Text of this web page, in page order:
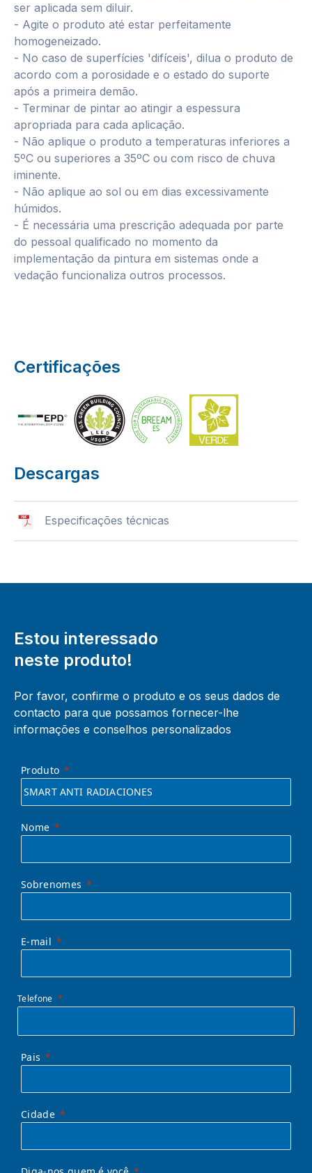
ser aplicada sem diluir.
- Agite o produto até estar perfeitamente
homogeneizado.
- No caso de superfícies 'difíceis', dilua o produto de
acordo com a porosidade e o estado do suporte
após a primeira demão.
- Terminar de pintar ao atingir a espessura
apropriada para cada aplicação.
- Não aplique o produto a temperaturas inferiores a
5ºC ou superiores a 35ºC ou com risco de chuva
iminente.
- Não aplique ao sol ou em dias excessivamente
húmidos.
- É necessária uma prescrição adequada por parte
do pessoal qualificado no momento da
implementação da pintura em sistemas onde a
vedação funcionaliza outros processos.
Certificações
Descargas
Especificações técnicas
Estou interessado
neste produto!
Por favor, confirme o produto e os seus dados de
contacto para que possamos fornecer-lhe
informações e conselhos personalizados
Produto
Nome
Sobrenomes
E-mail
Telefone
Pais
Cidade